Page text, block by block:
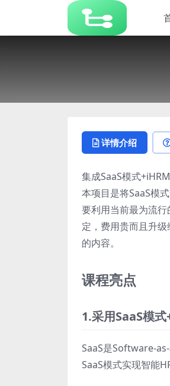
详情介绍
集成SaaS模式
本项目是将SaaS模
要利用当前最为流
定，费用贵而且升
的内容。
课程亮点
1.采用SaaS模
SaaS是Software-
SaaS模式实现智能